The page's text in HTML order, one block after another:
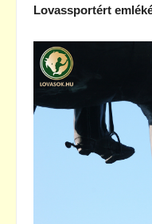
Lovassportért